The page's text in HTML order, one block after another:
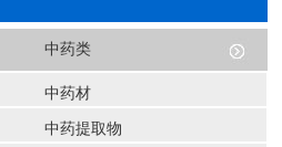
中药类
中药材
中药提取物